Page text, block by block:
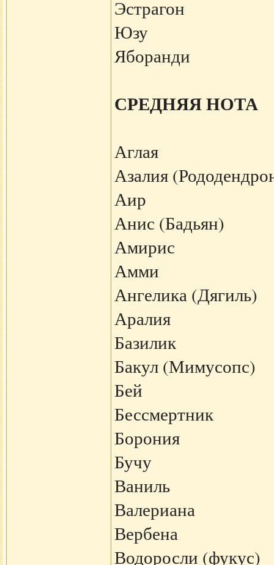
Эстрагон
Юзу
Яборанди
СРЕДНЯЯ НОТА
Аглая
Азалия
Аир
Анис (Бадьян)
Амирис
Амми
Ангелика (Дягиль)
Аралия
Базилик
Бакул (Мимусопс)
Бей
Бессмертник
Борония
Бучу
Ваниль
Валериана
Вербена
Водоросли (фукус)